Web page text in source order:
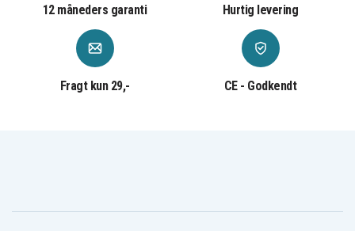
12 måneders garanti Hurtig levering
Fragt kun 29,- CE - Godkendt